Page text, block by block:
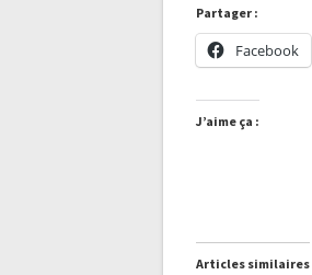
Partager :
Facebook
J’aime ça :
Articles similaires